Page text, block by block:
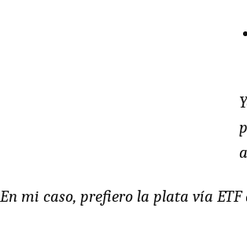
En mi caso, prefiero la plata vía